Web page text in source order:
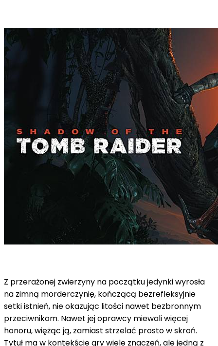
Z przerażonej zwierzyny na początku jedynki wyrosła
na zimną morderczynię, kończącą bezrefleksyjnie
setki istnień, nie okazując litości nawet bezbronnym
przeciwnikom. Nawet jej oprawcy miewali więcej
honoru, więżąc ją, zamiast strzelać prosto w skroń.
Tytuł ma w kontekście gry wiele znaczeń, ale jedną z